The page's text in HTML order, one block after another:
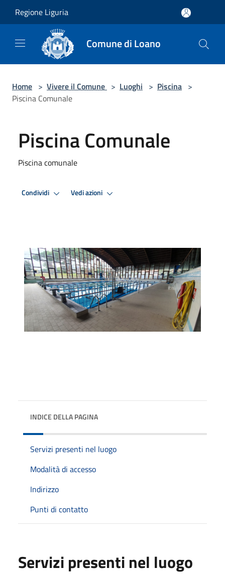
Regione Liguria
Comune di Loano
Home > Vivere il Comune > Luoghi > Piscina >
Piscina Comunale
Piscina Comunale
Piscina comunale
Condividi Vedi azioni
INDICE DELLA PAGINA
Servizi presenti nel luogo
Modalità di accesso
Indirizzo
Punti di contatto
Servizi presenti nel luogo